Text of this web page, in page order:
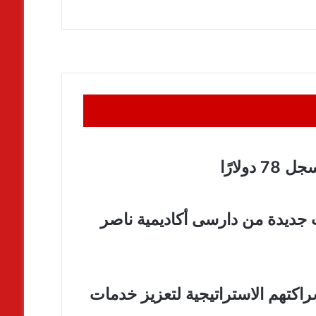
من دارسى أكاديمية ناصر
الاستراتيجية لتعزيز خدمات